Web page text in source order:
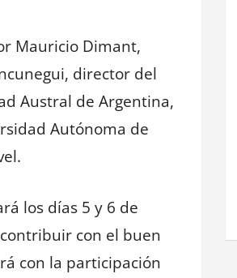
Mauricio Dimant,
director del
Austral de Argentina,
Autónoma de
los días 5 y 6 de
con el buen
con la participación